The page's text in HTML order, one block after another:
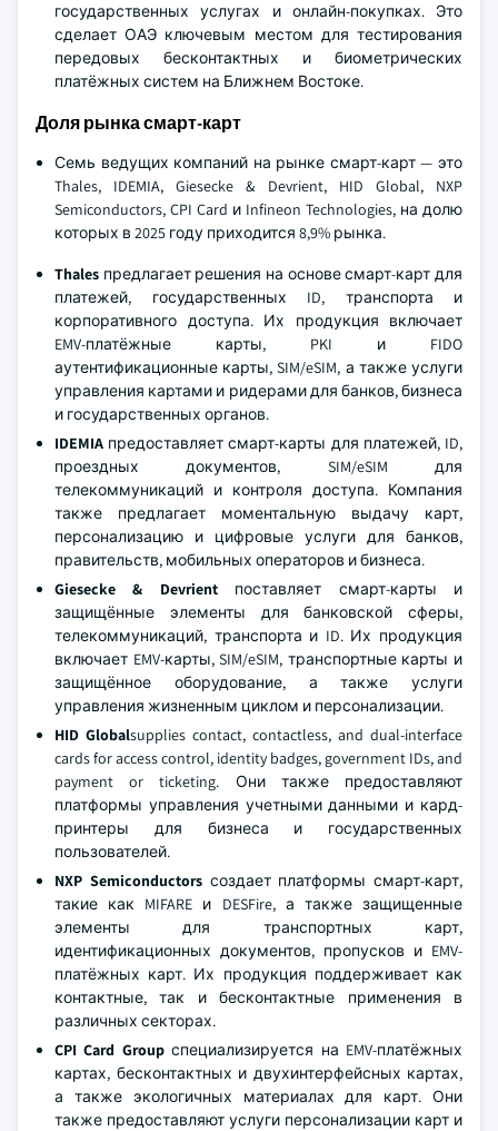
государственных услугах и онлайн-покупках. Это
сделает ОАЭ ключевым местом для тестирования
передовых бесконтактных и биометрических
платёжных систем на Ближнем Востоке.
Доля рынка смарт-карт
Семь ведущих компаний на рынке смарт-карт — это
Thales, IDEMIA, Giesecke & Devrient, HID Global, NXP
Semiconductors, CPI Card и Infineon Technologies, на долю
которых в 2025 году приходится 8,9% рынка.
Thales предлагает решения на основе смарт-карт для
платежей, государственных ID, транспорта и
корпоративного доступа. Их продукция включает
EMV-платёжные карты, PKI и FIDO
аутентификационные карты, SIM/eSIM, а также услуги
управления картами и ридерами для банков, бизнеса
и государственных органов.
IDEMIA предоставляет смарт-карты для платежей, ID,
проездных документов, SIM/eSIM для
телекоммуникаций и контроля доступа. Компания
также предлагает моментальную выдачу карт,
персонализацию и цифровые услуги для банков,
правительств, мобильных операторов и бизнеса.
Giesecke & Devrientпоставляет смарт-карты и
защищённые элементы для банковской сферы,
телекоммуникаций, транспорта и ID. Их продукция
включает EMV-карты, SIM/eSIM, транспортные карты и
защищённое оборудование, а также услуги
управления жизненным циклом и персонализации.
HID Globalsupplies contact, contactless, and dual-interface
cards for access control, identity badges, government IDs, and
payment or ticketing. Они также предоставляют
платформы управления учетными данными и кард-
принтеры для бизнеса и государственных
пользователей.
NXP Semiconductorsсоздает платформы смарт-карт,
такие как MIFARE и DESFire, а также защищенные
элементы для транспортных карт,
идентификационных документов, пропусков и EMV-
платёжных карт. Их продукция поддерживает как
контактные, так и бесконтактные применения в
различных секторах.
CPI Card Groupспециализируется на EMV-платёжных
картах, бесконтактных и двухинтерфейсных картах,
а также экологичных материалах для карт. Они
также предоставляют услуги персонализации карт и